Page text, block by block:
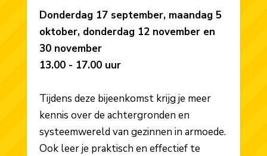
Donderdag 17 september, maandag 5
oktober, donderdag 12 november en
30 november
13.00 - 17.00 uur
Tijdens deze bijeenkomst krijg je meer
kennis over de achtergronden en
systeemwereld van gezinnen in armoede.
Ook leer je praktisch en effectief te